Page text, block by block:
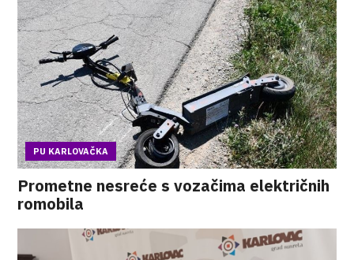
PU KARLOVAČKA
Prometne nesreće s vozačima električnih
romobila